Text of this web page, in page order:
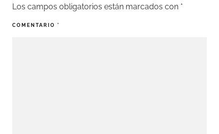
Los campos obligatorios están marcados con *
COMENTARIO *